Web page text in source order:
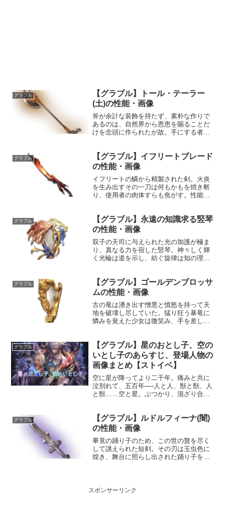
グラブル
【グラブル】トール・テーラー
(土)の性能・画像
斧が余計な装飾を持たず、素朴な作りで
あるのは、自然界から恩恵を賜ることだ
けを念頭に作られたが故。手にする者は
HP攻撃力MAXLv2263297200奥義煙霞痼
疾敵に土属...
グラブル
【グラブル】イフリートブレード
の性能・画像
イフリートの鱗から精製された剣。火炎
を生み出すその一刀は何もかもを焼き斬
り、使用者の肉体すらも焦がす。性能属
火属性3.5倍ダメージ〔減衰値1,685,000
ダ...
グラブル
【グラブル】永遠の知識求る竪琴
の性能・画像
双子の天司に与えられた光の加護が極ま
り、真なる力を宿した竪琴。神々しく輝
く光輪は道を示し、紡ぐ旋律は知の理へ
望の光となる。性能属性武器種解放段階
光楽器HP攻撃力MAXL...
グラブル
【グラブル】ゴールデンブロッサ
ムの性能・画像
古の竜は湧き出す憎悪と憤怒を持って天
地を破壊し尽していた。猛り狂う暴竜に
憐みを覚えた少女は微笑み、手を差し伸
属性武器種解放段階光楽器HP攻撃力
MAXLv19517851...
グラブル
【グラブル】星のおとし子、空の
いとし子のあらすじ、登場人物の
画像まとめ【ストイベ】
空に星が降ってより二千年。痛みと共に
泣別れて、五百年──人と人、獣と獣、人
と獣……空と星。ぶつかり、混ざり合
人知れず軋み、悲鳴をあげた。そして、
ついに振り下ろされる裁き...
グラブル
【グラブル】ルドルフィーナ(闇)
の性能・画像
畢竟の踊り子のため、この世の贅を尽く
して誂えられた短剣。その刃は玉虫色に
煌き、舞台に照らし出された踊り子を華
段階闇短剣HP攻撃力MA...
スポンサーリンク